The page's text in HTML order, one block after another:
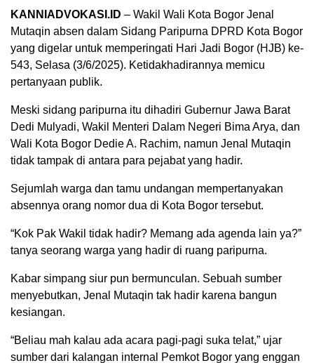
KANNIADVOKASI.ID – Wakil Wali Kota Bogor Jenal
Mutaqin absen dalam Sidang Paripurna DPRD Kota Bogor
yang digelar untuk memperingati Hari Jadi Bogor (HJB) ke-
543, Selasa (3/6/2025). Ketidakhadirannya memicu
pertanyaan publik.
Meski sidang paripurna itu dihadiri Gubernur Jawa Barat
Dedi Mulyadi, Wakil Menteri Dalam Negeri Bima Arya, dan
Wali Kota Bogor Dedie A. Rachim, namun Jenal Mutaqin
tidak tampak di antara para pejabat yang hadir.
Sejumlah warga dan tamu undangan mempertanyakan
absennya orang nomor dua di Kota Bogor tersebut.
“Kok Pak Wakil tidak hadir? Memang ada agenda lain ya?”
tanya seorang warga yang hadir di ruang paripurna.
Kabar simpang siur pun bermunculan. Sebuah sumber
menyebutkan, Jenal Mutaqin tak hadir karena bangun
kesiangan.
“Beliau mah kalau ada acara pagi-pagi suka telat,” ujar
sumber dari kalangan internal Pemkot Bogor yang enggan